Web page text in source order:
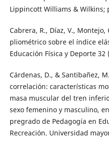
Lippincott Williams & Wilkins;
Cabrera, R., Díaz, V.,
pliométrico sobre el índice
Educación Física y Deporte 32
Cárdenas, D., & Santibañez,
correlación: características
masa muscular del tren
sexo femenino y masculino,
pregrado de Pedagogía en
Recreación. Universidad